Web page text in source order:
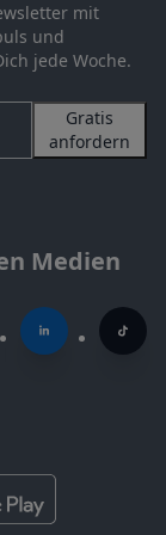
mit
und
jede Woche.
Gratis
anfordern
Medien